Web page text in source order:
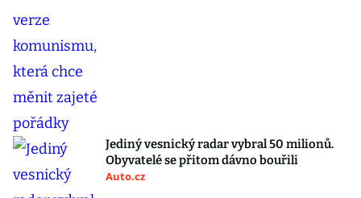
Jediný vesnický radar vybral 50 milionů.
Obyvatelé se přitom dávno bouřili
Auto.cz